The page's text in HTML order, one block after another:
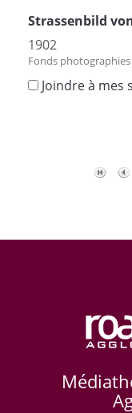
Strassenbild
1902
Fonds
Joindre à mes